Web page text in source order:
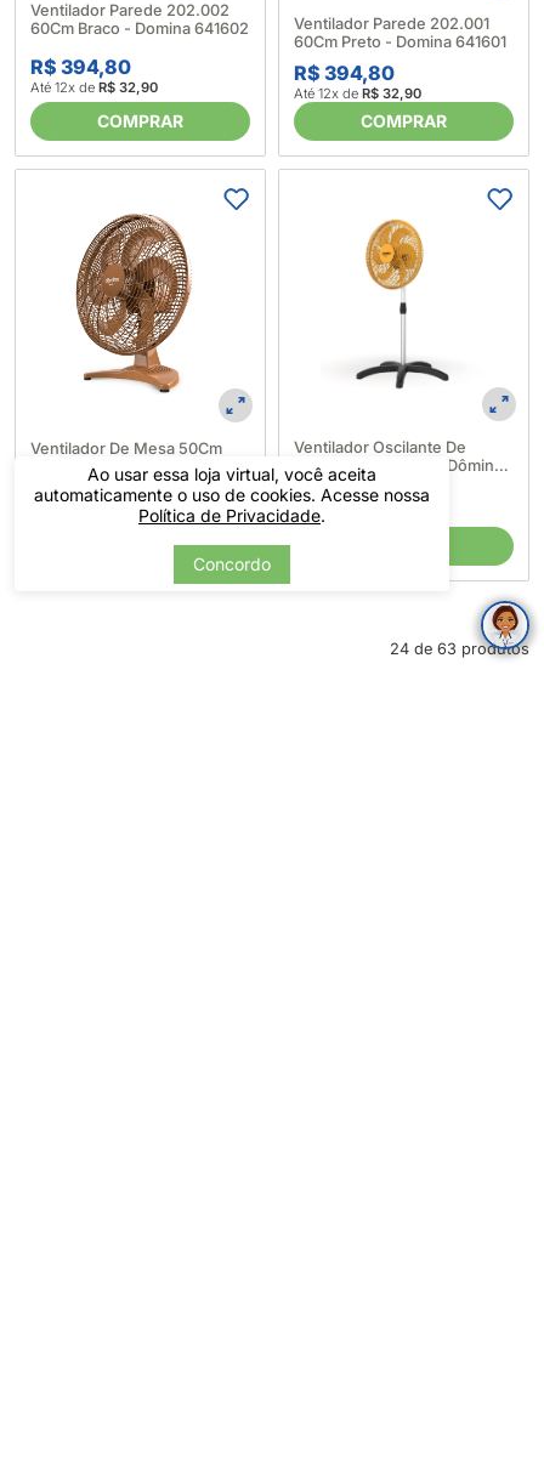
Ventilador Parede 202.002
60Cm Braco - Domina 641602
R$ 394,80
Até 12x de R$ 32,90
COMPRAR
Ventilador Parede 202.001
60Cm Preto - Domina 641601
R$ 394,80
Até 12x de R$ 32,90
COMPRAR
Ventilador De Mesa 50Cm
200W Cappuccino - Dômina
641594
R$ 342,00
R$ 31,09
COMPRAR
Ventilador Oscilante De
Coluna 50cm Ouro - Dômina
(641608)
R$ 382,80
Até 12x de
24 de 63 produtos
Ao usar essa loja virtual, você aceita
automaticamente o uso de cookies. Acesse nossa
Política de Privacidade.
Concordo